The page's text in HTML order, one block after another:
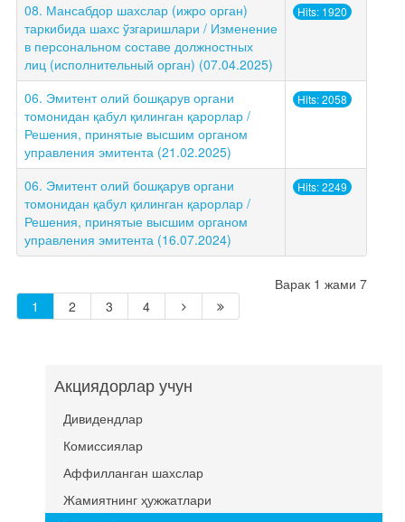
08. Мансабдор шахслар (ижро орган)
таркибида шахс ўзгаришлари / Изменение
в персональном составе должностных
лиц (исполнительный орган) (07.04.2025)
Hits: 1920
06. Эмитент олий бошқарув органи
томонидан қабул қилинган қарорлар /
Решения, принятые высшим органом
управления эмитента (21.02.2025)
Hits: 2058
06. Эмитент олий бошқарув органи
томонидан қабул қилинган қарорлар /
Решения, принятые высшим органом
управления эмитента (16.07.2024)
Hits: 2249
Варак 1 жами 7
1
2 3 4
Акциядорлар учун
Дивидендлар
Комиссиялар
Аффилланган шахслар
Жамиятнинг ҳужжатлари